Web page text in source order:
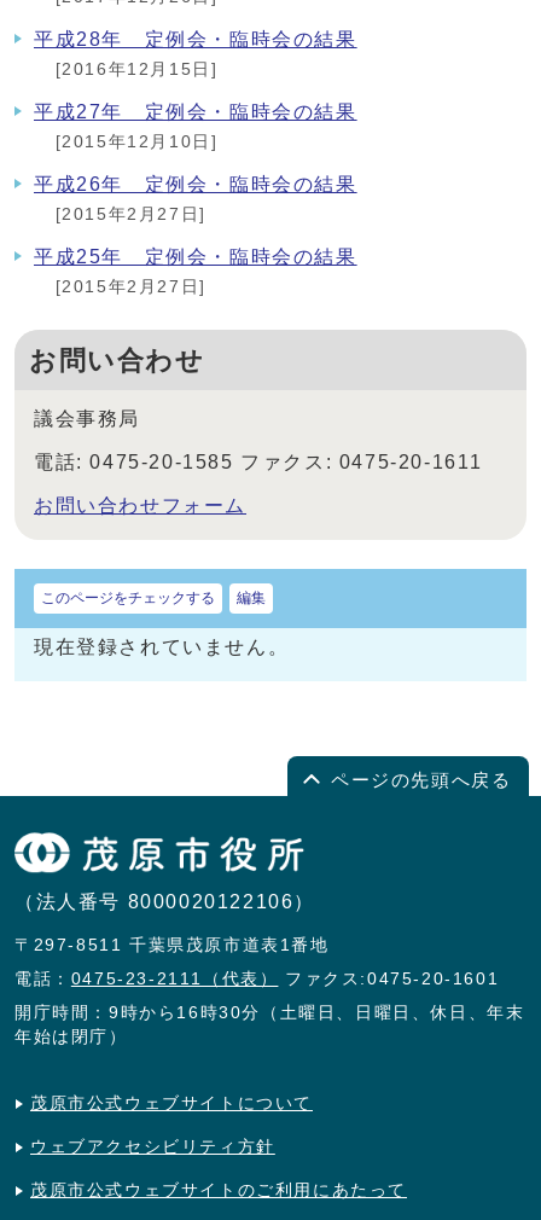
平成28年 定例会・臨時会の結果
[2016年12月15日]
平成27年 定例会・臨時会の結果
[2015年12月10日]
平成26年 定例会・臨時会の結果
[2015年2月27日]
平成25年 定例会・臨時会の結果
[2015年2月27日]
お問い合わせ
議会事務局
電話: 0475-20-1585 ファクス: 0475-20-1611
お問い合わせフォーム
このページをチェックする 編集
現在登録されていません。
ページの先頭へ戻る
（法人番号 8000020122106）
〒297-8511 千葉県茂原市道表1番地
電話： 0475-23-2111（代表）
ファクス:0475-20-1601
開庁時間：9時から16時30分（土曜日、日曜日、休日、年末
年始は閉庁）
茂原市公式ウェブサイトについて
ウェブアクセシビリティ方針
茂原市公式ウェブサイトのご利用にあたって